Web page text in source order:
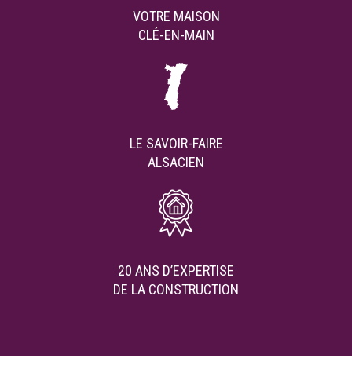
VOTRE MAISON
CLÉ-EN-MAIN
LE SAVOIR-FAIRE
ALSACIEN
20 ANS D’EXPERTISE
DE LA CONSTRUCTION